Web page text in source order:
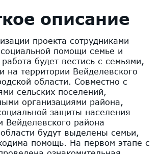
описание
проекта сотрудниками
помощи семье и
будет вестись с семьями,
территории Вейделевского
области. Совместно с
сельских поселений,
организациями района,
защиты населения
Вейделевского района
будут выделены семьи,
помощь. На первом этапе с